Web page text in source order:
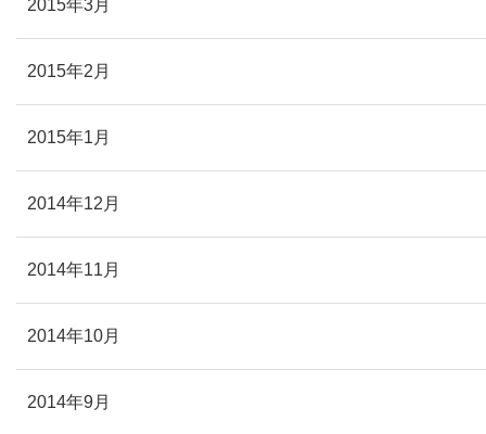
2015年3月
2015年2月
2015年1月
2014年12月
2014年11月
2014年10月
2014年9月